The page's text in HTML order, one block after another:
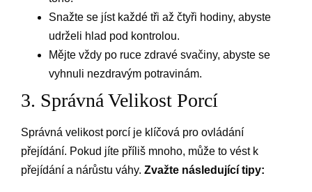
Snažte se jíst každé tři až čtyři hodiny, abyste
udrželi hlad pod kontrolou.
Mějte vždy po ruce zdravé svačiny, abyste se
vyhnuli nezdravým potravinám.
3. Správná Velikost Porcí
Správná velikost porcí je klíčová pro ovládání
přejídání. Pokud jíte příliš mnoho, může to vést k
přejídání a nárůstu váhy. Zvažte následující tipy: